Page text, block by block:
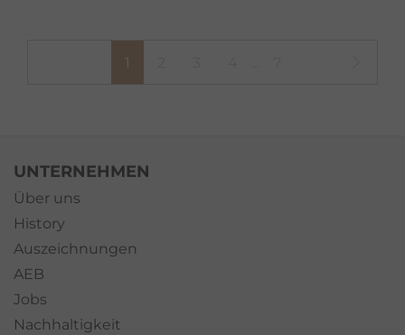
1
UNTERNEHMEN
Über uns
History
Auszeichnungen
AEB
Jobs
Nachhaltigkeit